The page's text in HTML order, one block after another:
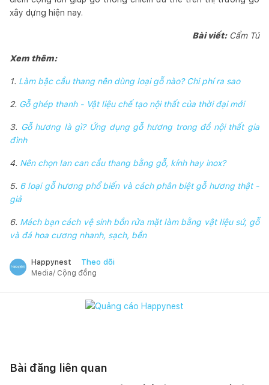
xây dựng hiện nay.
Bài viết:Cẩm Tú
Xem thêm:
1. Làm bậc cầu thang nên dùng loại gỗ nào? Chi phí ra sao
2. Gỗ ghép thanh - Vật liệu chế tạo nội thất của thời đại mới
3. Gỗ hương là gì? Ứng dụng gỗ hương trong đồ nội thất gia
đình
4. Nên chọn lan can cầu thang bằng gỗ, kính hay inox?
5. 6 loại gỗ hương phổ biến và cách phân biệt gỗ hương thật -
giả
6. Mách bạn cách vệ sinh bồn rửa mặt làm bằng vật liệu sứ, gỗ
và đá hoa cương nhanh, sạch, bền
Happynest Theo dõi
Media/ Cộng đồng
Bài đăng liên quan